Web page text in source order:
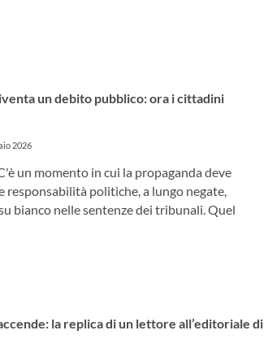
un debito pubblico: ora i cittadini
2026
un momento in cui la propaganda deve
responsabilità politiche, a lungo negate,
bianco nelle sentenze dei tribunali. Quel
la replica di un lettore all’editoriale di